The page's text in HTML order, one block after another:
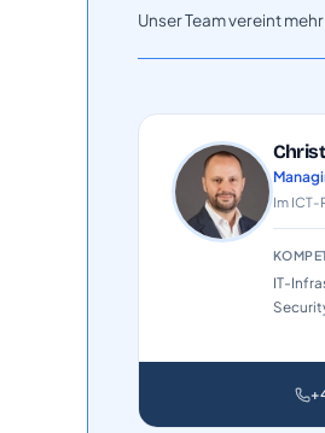
Unser Team vereint
Im ICT-
IT-